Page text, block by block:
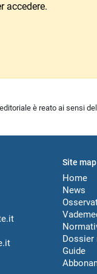
accedere.
è reato ai sensi
Site map
Home
News
Dossier
Guide